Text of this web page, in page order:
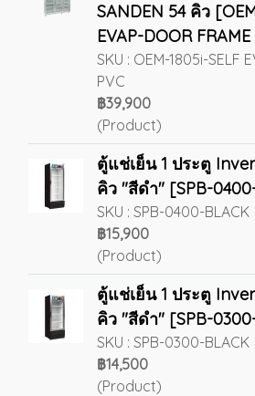
SANDEN 54 คิว
EVAP-DOOR
SKU : OEM-1805i-SELF
PVC
฿39,900
(Product)
ตู้แช่เย็น 1 ประตู
คิว "สีดำ" [SPB-
SKU : SPB-0400-BLACK
฿15,900
(Product)
ตู้แช่เย็น 1 ประตู
คิว "สีดำ" [SPB-
SKU : SPB-0300-BLACK
฿14,500
(Product)